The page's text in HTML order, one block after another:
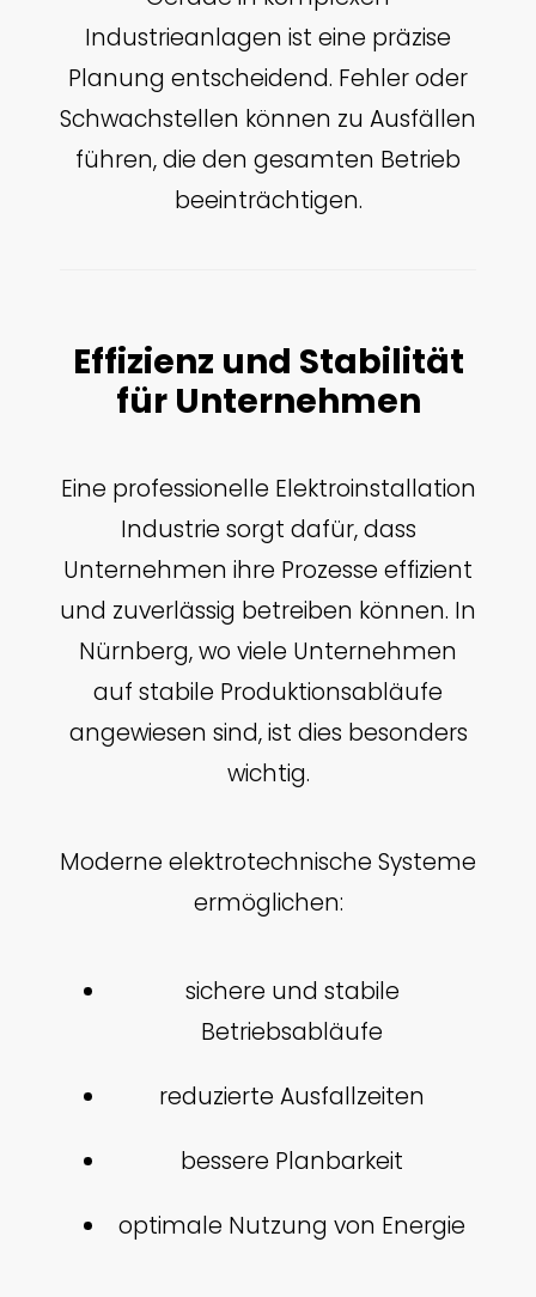
Industrieanlagen ist eine präzise
Planung entscheidend. Fehler oder
Schwachstellen können zu Ausfällen
führen, die den gesamten Betrieb
beeinträchtigen.
Effizienz und Stabilität
für Unternehmen
Eine professionelle Elektroinstallation
Industrie sorgt dafür, dass
Unternehmen ihre Prozesse effizient
und zuverlässig betreiben können. In
Nürnberg, wo viele Unternehmen
auf stabile Produktionsabläufe
angewiesen sind, ist dies besonders
wichtig.
Moderne elektrotechnische Systeme
ermöglichen:
sichere und stabile
Betriebsabläufe
reduzierte Ausfallzeiten
bessere Planbarkeit
optimale Nutzung von Energie